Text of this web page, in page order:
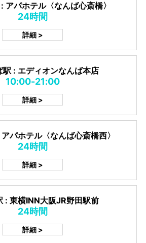
アパホテル〈なんば心斎橋〉
24時間
詳細 >
駅 : エディオンなんば本店
10:00-21:00
詳細 >
パホテル〈なんば心斎橋西〉
24時間
詳細 >
: 東横INN大阪JR野田駅前
24時間
詳細 >